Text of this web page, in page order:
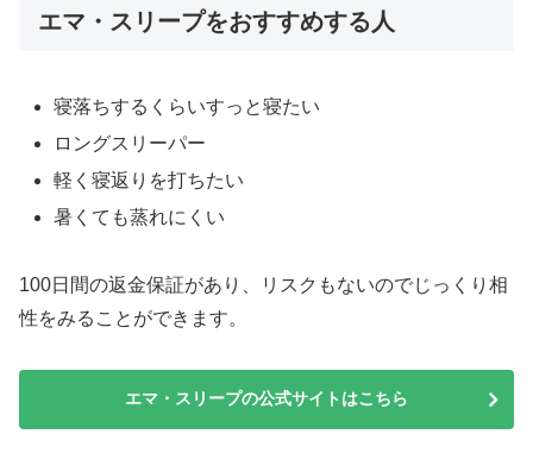
エマ・スリープをおすすめする人
寝落ちするくらいすっと寝たい
ロングスリーパー
軽く寝返りを打ちたい
暑くても蒸れにくい
100日間の返金保証があり、リスクもないのでじっくり相
性をみることができます。
エマ・スリープの公式サイトはこちら